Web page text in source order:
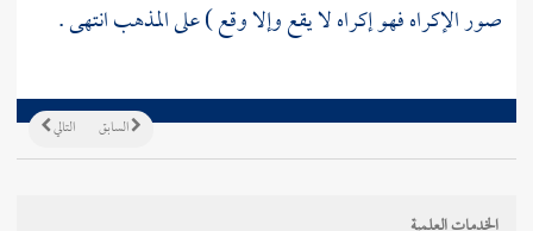
صور الإكراه فهو إكراه لا يقع وإلا وقع ) على المذهب انتهى .
التالي السابق